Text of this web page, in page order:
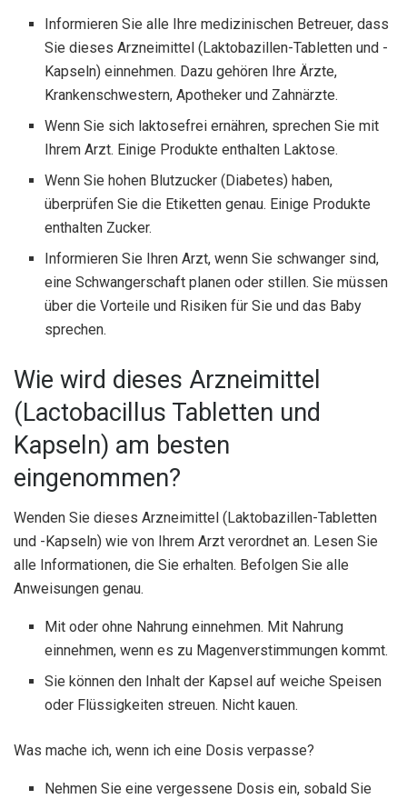
Informieren Sie alle Ihre medizinischen Betreuer, dass
Sie dieses Arzneimittel (Laktobazillen-Tabletten und -
Kapseln) einnehmen. Dazu gehören Ihre Ärzte,
Krankenschwestern, Apotheker und Zahnärzte.
Wenn Sie sich laktosefrei ernähren, sprechen Sie mit
Ihrem Arzt. Einige Produkte enthalten Laktose.
Wenn Sie hohen Blutzucker (Diabetes) haben,
überprüfen Sie die Etiketten genau. Einige Produkte
enthalten Zucker.
Informieren Sie Ihren Arzt, wenn Sie schwanger sind,
eine Schwangerschaft planen oder stillen. Sie müssen
über die Vorteile und Risiken für Sie und das Baby
sprechen.
Wie wird dieses Arzneimittel
(Lactobacillus Tabletten und
Kapseln) am besten
eingenommen?
Wenden Sie dieses Arzneimittel (Laktobazillen-Tabletten
und -Kapseln) wie von Ihrem Arzt verordnet an. Lesen Sie
alle Informationen, die Sie erhalten. Befolgen Sie alle
Anweisungen genau.
Mit oder ohne Nahrung einnehmen. Mit Nahrung
einnehmen, wenn es zu Magenverstimmungen kommt.
Sie können den Inhalt der Kapsel auf weiche Speisen
oder Flüssigkeiten streuen. Nicht kauen.
Was mache ich, wenn ich eine Dosis verpasse?
Nehmen Sie eine vergessene Dosis ein, sobald Sie